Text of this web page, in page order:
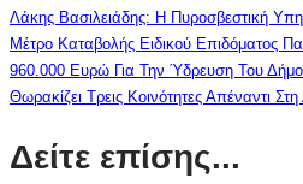
Λάκης Βασιλειάδης: Η Πυροσβεστική
Μέτρο Καταβολής Ειδικού Επιδόματος
960.000 Ευρώ Για Την Ύδρευση Του
Θωρακίζει Τρεις Κοινότητες Απέναντι Στη
Δείτε επίσης...